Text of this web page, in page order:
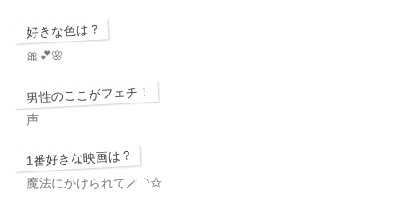
好きな色は？
🎀💕🌸
男性のここがフェチ！
声
1番好きな映画は？
魔法にかけられて🪄︎︎◝✩